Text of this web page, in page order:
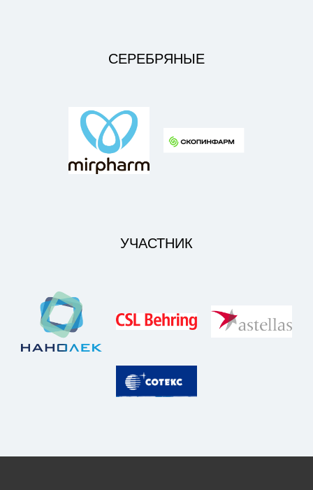
СЕРЕБРЯНЫЕ
УЧАСТНИК